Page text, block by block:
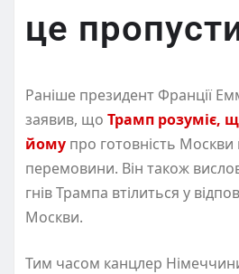
це
Раніше президент Франції
заявив, що Трамп розуміє,
йому про готовність Москви
перемовини. Він також
гнів Трампа втілиться у
Москви.
Тим часом канцлер